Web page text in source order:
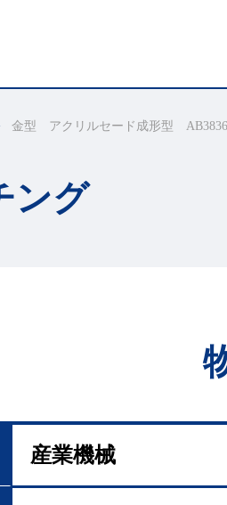
金型 アクリルセード成形型
ング
産業機械